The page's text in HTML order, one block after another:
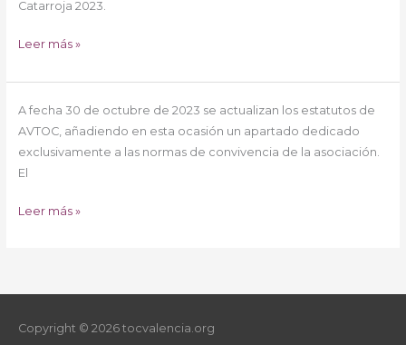
Catarroja 2023.
Catarroja
Leer más »
A fecha 30 de octubre de 2023 se actualizan los estatutos de
AVTOC, añadiendo en esta ocasión un apartado dedicado
exclusivamente a las normas de convivencia de la asociación.
El
Normas
de
convivencia
AVTOC
Leer más »
Copyright © 2026 tocvalencia.org